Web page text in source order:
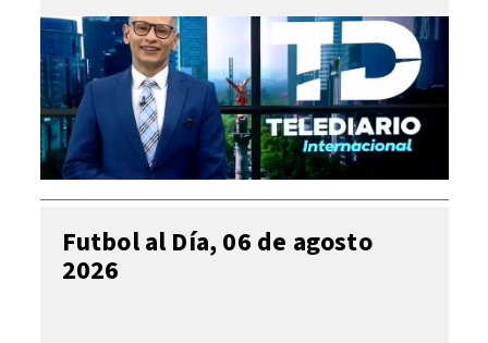
Futbol al Día, 06 de agosto
2026